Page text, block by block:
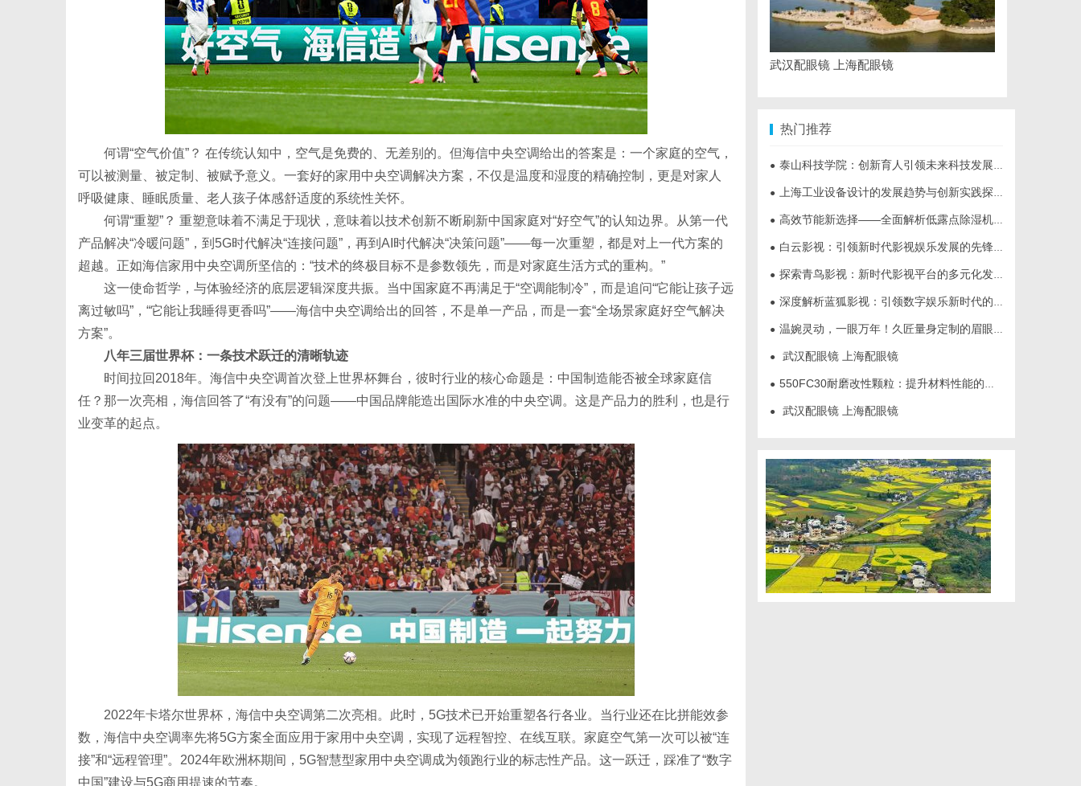
何谓“空气价值”？ 在传统认知中，空气是免费的、无差别的。但海信中央空调给出的答案是：一个家庭的空气，
可以被测量、被定制、被赋予意义。一套好的家用中央空调解决方案，不仅是温度和湿度的精确控制，更是对家人
呼吸健康、睡眠质量、老人孩子体感舒适度的系统性关怀。
何谓“重塑”？ 重塑意味着不满足于现状，意味着以技术创新不断刷新中国家庭对“好空气”的认知边界。从第一代
产品解决“冷暖问题”，到5G时代解决“连接问题”，再到AI时代解决“决策问题”——每一次重塑，都是对上一代方案的
超越。正如海信家用中央空调所坚信的：“技术的终极目标不是参数领先，而是对家庭生活方式的重构。”
这一使命哲学，与体验经济的底层逻辑深度共振。当中国家庭不再满足于“空调能制冷”，而是追问“它能让孩子远
离过敏吗”，“它能让我睡得更香吗”——海信中央空调给出的回答，不是单一产品，而是一套“全场景家庭好空气解决
方案”。
八年三届世界杯：一条技术跃迁的清晰轨迹
时间拉回2018年。海信中央空调首次登上世界杯舞台，彼时行业的核心命题是：中国制造能否被全球家庭信
任？那一次亮相，海信回答了“有没有”的问题——中国品牌能造出国际水准的中央空调。这是产品力的胜利，也是行
业变革的起点。
2022年卡塔尔世界杯，海信中央空调第二次亮相。此时，5G技术已开始重塑各行各业。当行业还在比拼能效参
数，海信中央空调率先将5G方案全面应用于家用中央空调，实现了远程智控、在线互联。家庭空气第一次可以被“连
接”和“远程管理”。2024年欧洲杯期间，5G智慧型家用中央空调成为领跑行业的标志性产品。这一跃迁，踩准了“数字
中国”建设与5G商用提速的节奏。
武汉配眼镜 上海配眼镜
热门推荐
● 泰山科技学院：创新育人引领未来科技发展新高地
● 上海工业设备设计的发展趋势与创新实践探索
● 高效节能新选择——全面解析低露点除湿机的应用与优势
● 白云影视：引领新时代影视娱乐发展的先锋力量
● 探索青鸟影视：新时代影视平台的多元化发展与未来趋势
● 深度解析蓝狐影视：引领数字娱乐新时代的先锋力量
● 温婉灵动，一眼万年！久匠量身定制的眉眼唇，才是你整张脸的点睛之笔！淡颜系女生的气质加分项
● 武汉配眼镜 上海配眼镜
● 550FC30耐磨改性颗粒：提升材料性能的新选择
● 武汉配眼镜 上海配眼镜